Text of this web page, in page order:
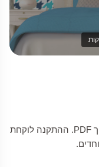
כל טפט מגיע עם הדרכת וידאו מלאה ומדריך PDF. ההתקנה לוקחת